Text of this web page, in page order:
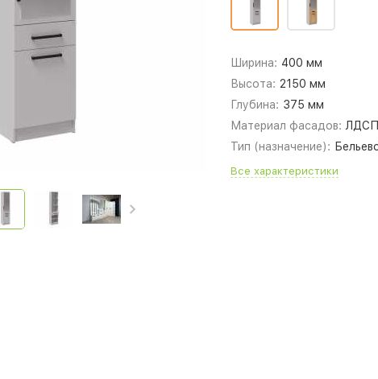
Ширина: 400 мм
Высота: 2150 мм
Глубина: 375 мм
Материал фасадов: ЛДСП
Тип (назначение):
Все характеристики